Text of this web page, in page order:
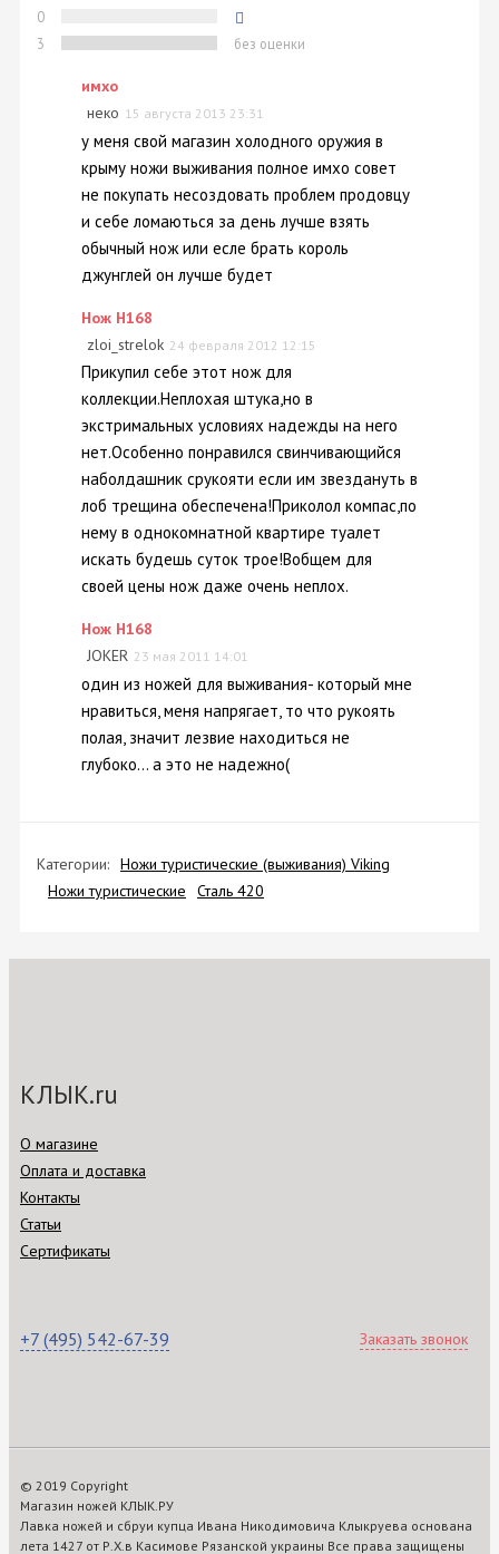
0
3
без оценки
имхо
неко 15 августа 2013 23:31
у меня свой магазин холодного оружия в
крыму ножи выживания полное имхо совет
не покупать несоздовать проблем продовцу
и себе ломаються за день лучше взять
обычный нож или есле брать король
джунглей он лучше будет
Нож H168
zloi_strelok 24 февраля 2012 12:15
Прикупил себе этот нож для
коллекции.Неплохая штука,но в
экстримальных условиях надежды на него
нет.Особенно понравился свинчивающийся
наболдашник срукояти если им звездануть в
лоб трещина обеспечена!Приколол компас,по
нему в однокомнатной квартире туалет
искать будешь суток трое!Вобщем для
своей цены нож даже очень неплох.
Нож H168
JOKER 23 мая 2011 14:01
один из ножей для выживания- который мне
нравиться, меня напрягает, то что рукоять
полая, значит лезвие находиться не
глубоко... а это не надежно(
Категории: Ножи туристические (выживания) Viking
Ножи туристические
Сталь 420
КЛЫК.ru
О магазине
Оплата и доставка
Контакты
Статьи
Сертификаты
+7 (495) 542-67-39 Заказать звонок
© 2019 Copyright
Магазин ножей КЛЫК.РУ
Лавка ножей и сбруи купца Ивана Никодимовича Клыкруева основана
лета 1427 от Р.Х.в Касимове Рязанской украины Все права защищены